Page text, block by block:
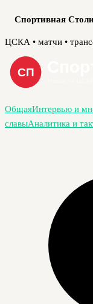
Спортивная
Перейти
содержимому
ЦСКА • матчи •
ОбщаяИнтервью и
славыАналитика и